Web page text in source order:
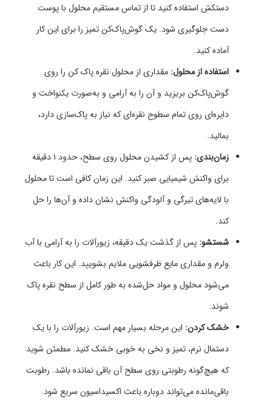
دستکش استفاده کنید تا از تماس مستقیم محلول با پوست
دست جلوگیری شود. یک گوش‌پاک‌کن تمیز را برای این کار
آماده کنید.
استفاده از محلول: مقداری از محلول نقره پاک کن را روی
گوش‌پاک‌کن بریزید و آن را به آرامی و به‌صورت یکنواخت و
دایره‌ای روی تمام سطوح نقره‌ای که نیاز به پاک‌سازی دارد،
بمالید.
زمان‌بندی:
پس از کشیدن محلول روی سطح، حدود ۱ دقیقه
برای واکنش شیمیایی صبر کنید. این زمان کافی است تا محلول
با لایه‌های تیرگی و آلودگی واکنش نشان داده و آن‌ها را حل
کند.
شستشو: پس از گذشت یک دقیقه، زیورآلات را به آرامی با آب
ولرم و مقداری مایع ظرفشویی ملایم بشویید. این کار باعث
می‌شود محلول و مواد حل‌شده به طور کامل از سطح نقره پاک
شوند.
خشک کردن: این مرحله بسیار مهم است. زیورآلات را با یک
دستمال نرم، تمیز و نخی به خوبی خشک کنید. مطمئن شوید
که هیچ‌گونه رطوبتی روی سطح آن باقی نمانده باشد. رطوبت
باقی‌مانده می‌تواند دوباره باعث اکسیداسیون سریع شود.